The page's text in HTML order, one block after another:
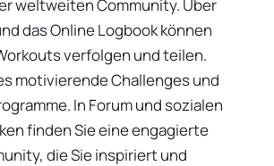
weltweiten Community. Über
das Online Logbook können
verfolgen und teilen.
motivierende Challenges und
In Forum und sozialen
finden Sie eine engagierte
die Sie inspiriert und